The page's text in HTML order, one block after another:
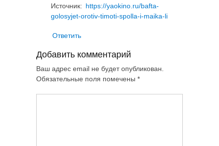
Источник: https://yaokino.ru/bafta-
golosyjet-orotiv-timoti-spolla-i-maika-li
Ответить
Добавить комментарий
Ваш адрес email не будет опубликован.
Обязательные поля помечены *